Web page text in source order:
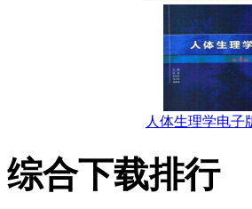
人体生理学电子
综合下载排行